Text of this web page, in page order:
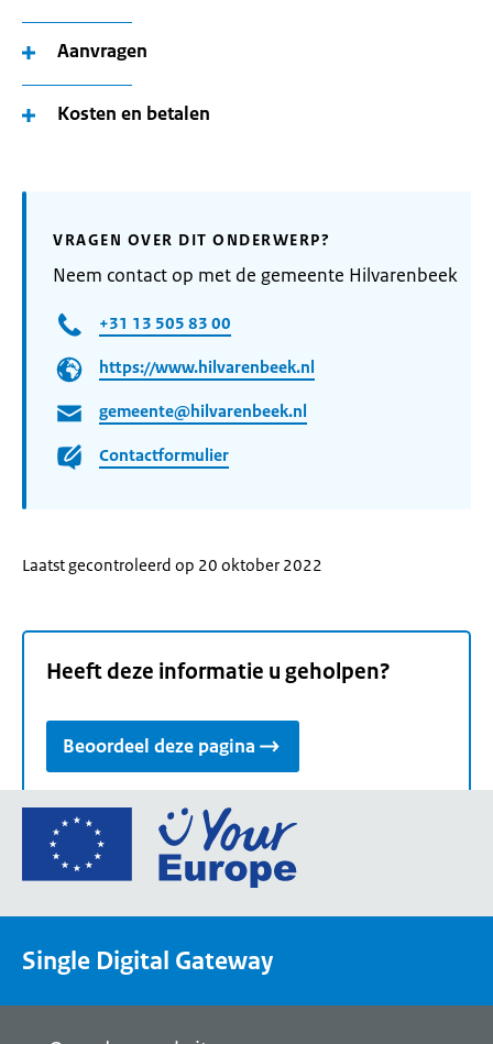
Aanvragen
Kosten en betalen
VRAGEN OVER DIT ONDERWERP?
Neem contact op met de gemeente Hilvarenbeek
+31 13 505 83 00
https://www.hilvarenbeek.nl
gemeente@hilvarenbeek.nl
Contactformulier
Laatst gecontroleerd op 20 oktober 2022
Heeft deze informatie u geholpen?
Beoordeel deze pagina
Ga
de
een
Single Digital Gateway